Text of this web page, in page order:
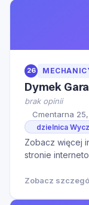
26
Dymek
brak opinii
Cmentarna
dzielnica
Zobacz więcej
stronie
Zobacz